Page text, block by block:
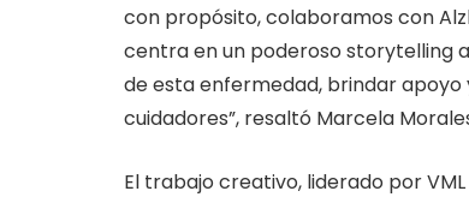
con propósito, colaboramos con
centra en un poderoso storytelling
de esta enfermedad, brindar
cuidadores”, resaltó Marcela
El trabajo creativo, liderado por